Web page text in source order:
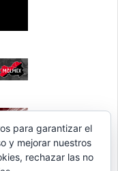
para garantizar el
y mejorar nuestros
rechazar las no